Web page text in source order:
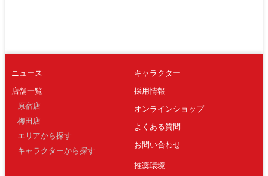
ニュース
店舗一覧
原宿店
梅田店
エリアから探す
キャラクターから探す
キャラクター
採用情報
オンラインショップ
よくある質問
お問い合わせ
推奨環境